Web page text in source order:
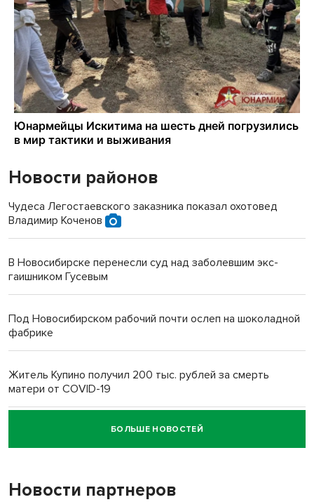
Новости районов
Чудеса Легостаевского заказника показал охотовед
Владимир Коченов
В Новосибирске перенесли суд над заболевшим экс-
гаишником Гусевым
Под Новосибирском рабочий почти ослеп на шоколадной
фабрике
Житель Купино получил 200 тыс. рублей за смерть
матери от COVID-19
Новосибирский суд наказал водителя за смерть
пенсионерки на вокзале
БОЛЬШЕ НОВОСТЕЙ
Новости партнеров